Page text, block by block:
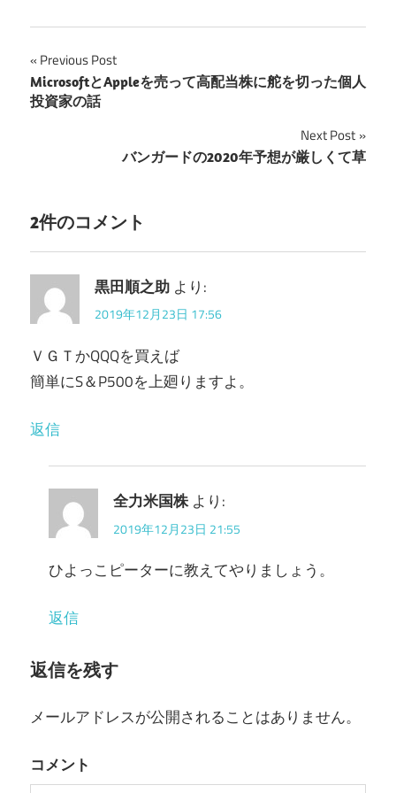
投
稿
ゲ
ー
シ
ョ
ン
Previous Post
MicrosoftとAppleを売って高配当株に舵を切った個人
投資家の話
Next Post
バンガードの2020年予想が厳しくて草
2件のコメント
黒田順之助 より:
2019年12月23日 17:56
ＶＧＴかQQQを買えば
簡単にS＆P500を上廻りますよ。
返信
全力米国株 より:
2019年12月23日 21:55
ひよっこピーターに教えてやりましょう。
返信
返信を残す
メールアドレスが公開されることはありません。
コメント